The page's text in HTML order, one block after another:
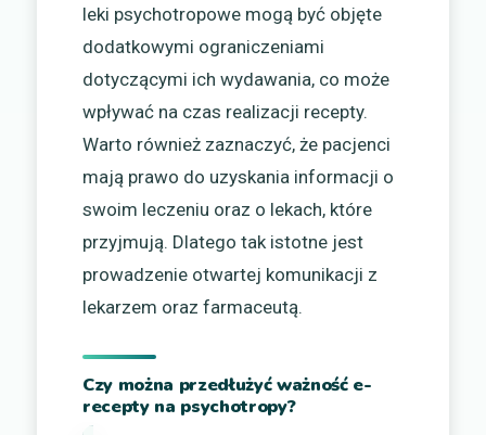
leki psychotropowe mogą być objęte
dodatkowymi ograniczeniami
dotyczącymi ich wydawania, co może
wpływać na czas realizacji recepty.
Warto również zaznaczyć, że pacjenci
mają prawo do uzyskania informacji o
swoim leczeniu oraz o lekach, które
przyjmują. Dlatego tak istotne jest
prowadzenie otwartej komunikacji z
lekarzem oraz farmaceutą.
Czy można przedłużyć ważność e-
recepty na psychotropy?